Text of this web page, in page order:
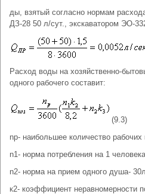
ды, взятый согласно нормам
ДЗ-28 50 л/сут., экскаватором ЭО-
Расход воды на хозяйственно-
одного рабочего составит:
(9.3)
nр- наибольшее количество рабочих
n1- норма потребления на 1
n2- норма на прием одного душа-
к2- коэффициент неравномерности